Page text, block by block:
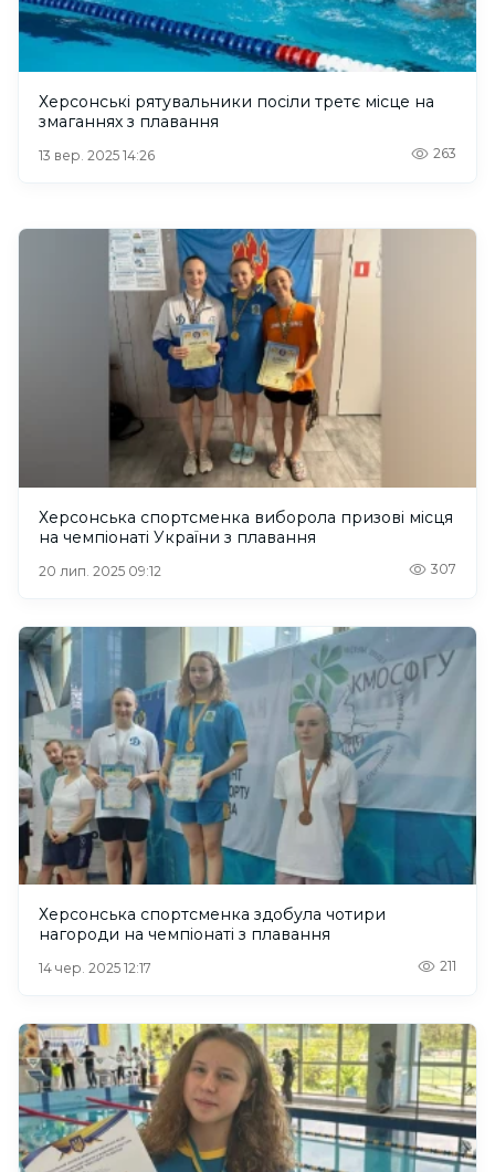
Херсонські рятувальники посіли третє місце на
змаганнях з плавання
13 вер. 2025 14:26 263
Херсонська спортсменка виборола призові місця
на чемпіонаті України з плавання
20 лип. 2025 09:12 307
Херсонська спортсменка здобула чотири
нагороди на чемпіонаті з плавання
14 чер. 2025 12:17 211